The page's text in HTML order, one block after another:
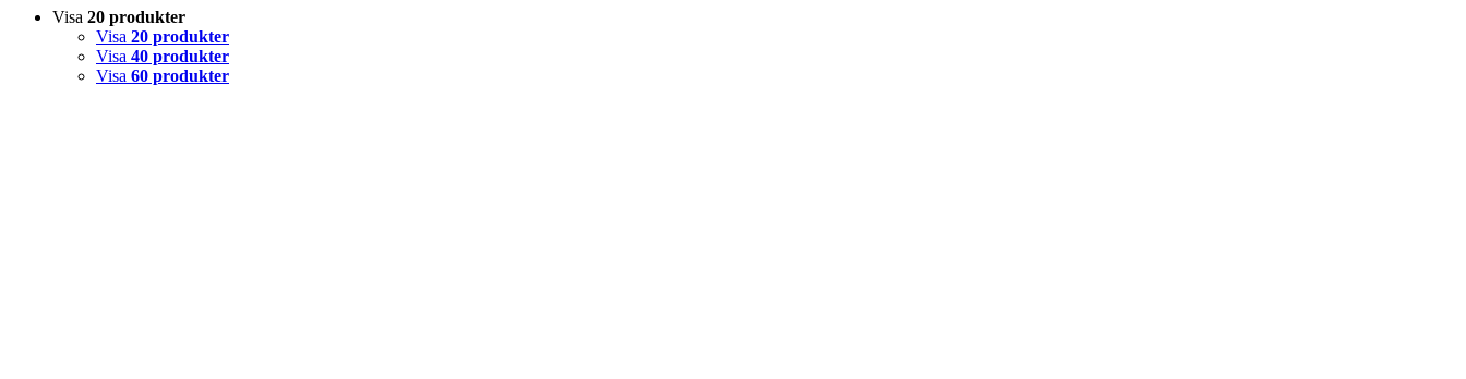
Visa 20 produkter
Visa 20 produkter
Visa 40 produkter
Visa 60 produkter